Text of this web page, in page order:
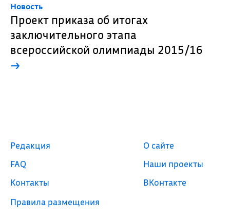
Новость
Проект приказа об итогах
заключительного этапа
всероссийской олимпиады 2015/16
→
Редакция
FAQ
Контакты
Правила размещения
О сайте
Наши проекты
ВКонтакте